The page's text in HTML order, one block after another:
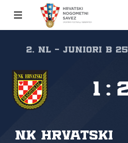
2. NL - JUNIORI B
NK Hrvatski
1 :